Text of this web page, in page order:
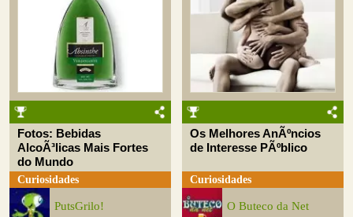
Fotos: Bebidas
AlcoÃ³licas Mais Fortes
do Mundo
Curiosidades
PutsGrilo!
Os Melhores AnÃºncios
de Interesse PÃºblico
Curiosidades
O Buteco da Net